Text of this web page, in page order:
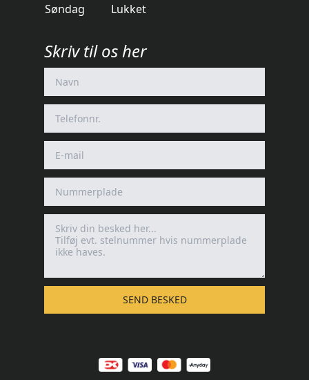
Søndag
Lukket
Skriv til os her
SEND BESKED